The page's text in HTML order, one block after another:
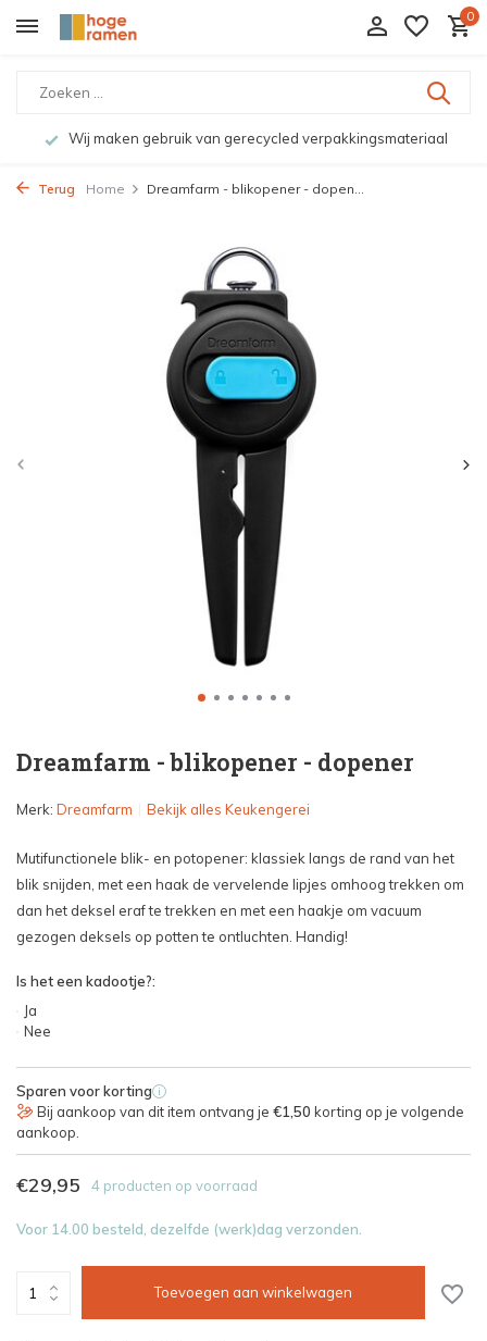
0
Wij maken gebruik van gerecycled verpakkingsmateriaal
Terug Home Dreamfarm - blikopener - dopen...
Dreamfarm - blikopener - dopener
Merk: Dreamfarm Bekijk alles Keukengerei
Mutifunctionele blik- en potopener: klassiek langs de rand van het
blik snijden, met een haak de vervelende lipjes omhoog trekken om
dan het deksel eraf te trekken en met een haakje om vacuum
gezogen deksels op potten te ontluchten. Handig!
Is het een kadootje?:
Ja
Nee
Sparen voor korting i
Bij aankoop van dit item ontvang je €1,50 korting op je volgende
aankoop.
€29,95 4 producten op voorraad
Voor 14.00 besteld, dezelfde (werk)dag verzonden.
Toevoegen aan winkelwagen